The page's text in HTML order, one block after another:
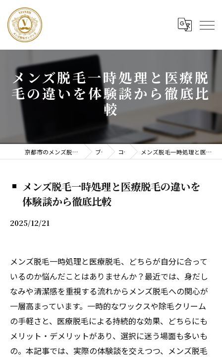
メンズ脱毛一時処理と医療脱
毛の違いを体験談から徹底比
較
京都市のメンズ脱毛ならメンズ脱毛ヴィアンス ブログ コラム メンズ脱毛一時処理と医療脱毛の違いを体験談から徹底比較
メンズ脱毛一時処理と医療脱毛の違いを
体験談から徹底比較
2025/12/21
メンズ脱毛一時処理と医療脱毛、どちらが自分に合って
いるのか悩んだことはありませんか？最近では、身だし
なみや清潔感を重視する流れからメンズ脱毛への関心が
一層高まっています。一時的なワックスや除毛クリーム
の手軽さと、医療脱毛による持続的な効果、どちらにも
メリット・デメリットがあり、選択に迷う場面も多いも
の。本記事では、実際の体験談を交えつつ、メンズ脱毛